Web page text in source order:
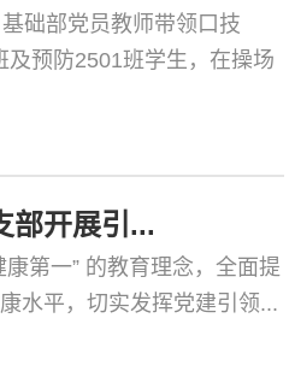
础部党员教师带领口技
及预防2501班学生，在操场
部开展引...
康第一” 的教育理念，全面提
水平，切实发挥党建引领...